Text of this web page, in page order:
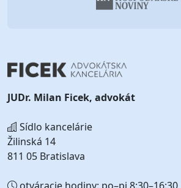
JUDr. Milan Ficek, advokát
Sídlo kancelárie
Žilinská 14
811 05 Bratislava